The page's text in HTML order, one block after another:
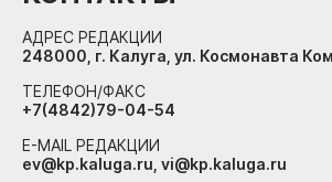
АДРЕС РЕДАКЦИИ
248000, г. Калуга, ул. Космонавта
ТЕЛЕФОН/ФАКС
+7(4842)79-04-54
E-MAIL РЕДАКЦИИ
ev@kp.kaluga.ru, vi@kp.kaluga.ru